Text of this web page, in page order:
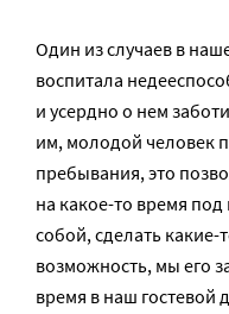
Один из случаев в
воспитала
и усердно о нем
им, молодой человек
пребывания, это
на какое-то время
собой, сделать
возможность, мы его
время в наш гостевой